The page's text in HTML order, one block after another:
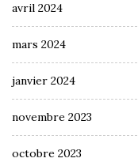
avril 2024
mars 2024
janvier 2024
novembre 2023
octobre 2023